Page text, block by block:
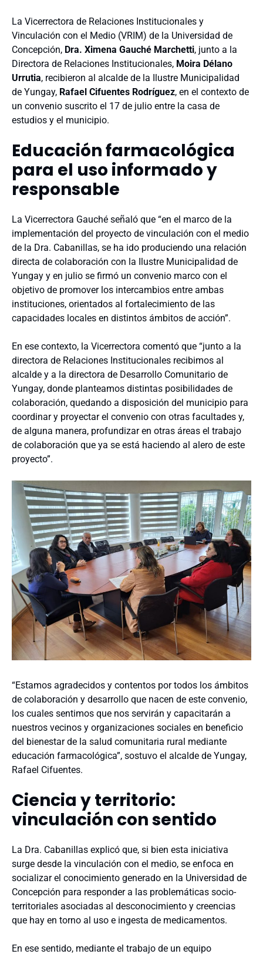
La Vicerrectora de Relaciones Institucionales y
Vinculación con el Medio (VRIM) de la Universidad de
Concepción, Dra. Ximena Gauché Marchetti, junto a la
Directora de Relaciones Institucionales, Moira Délano
Urrutia, recibieron al alcalde de la Ilustre Municipalidad
de Yungay, Rafael Cifuentes Rodríguez, en el contexto de
un convenio suscrito el 17 de julio entre la casa de
estudios y el municipio.
Educación farmacológica
para el uso informado y
responsable
La Vicerrectora Gauché señaló que “en el marco de la
implementación del proyecto de vinculación con el medio
de la Dra. Cabanillas, se ha ido produciendo una relación
directa de colaboración con la Ilustre Municipalidad de
Yungay y en julio se firmó un convenio marco con el
objetivo de promover los intercambios entre ambas
instituciones, orientados al fortalecimiento de las
capacidades locales en distintos ámbitos de acción”.
En ese contexto, la Vicerrectora comentó que “junto a la
directora de Relaciones Institucionales recibimos al
alcalde y a la directora de Desarrollo Comunitario de
Yungay, donde planteamos distintas posibilidades de
colaboración, quedando a disposición del municipio para
coordinar y proyectar el convenio con otras facultades y,
de alguna manera, profundizar en otras áreas el trabajo
de colaboración que ya se está haciendo al alero de este
proyecto”.
“Estamos agradecidos y contentos por todos los ámbitos
de colaboración y desarrollo que nacen de este convenio,
los cuales sentimos que nos servirán y capacitarán a
nuestros vecinos y organizaciones sociales en beneficio
del bienestar de la salud comunitaria rural mediante
educación farmacológica”, sostuvo el alcalde de Yungay,
Rafael Cifuentes.
Ciencia y territorio:
vinculación con sentido
La Dra. Cabanillas explicó que, si bien esta iniciativa
surge desde la vinculación con el medio, se enfoca en
socializar el conocimiento generado en la Universidad de
Concepción para responder a las problemáticas socio-
territoriales asociadas al desconocimiento y creencias
que hay en torno al uso e ingesta de medicamentos.
En ese sentido, mediante el trabajo de un equipo